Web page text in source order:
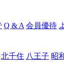
ャ
荻
Q & A 会員優待
北千住 八王子 昭